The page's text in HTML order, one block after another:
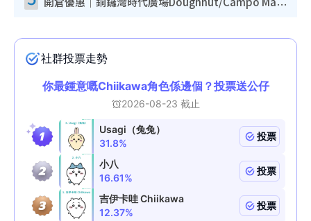
開倉優惠｜銅鑼灣時代廣場Doughnut/Campo Marzio開倉低至1折！背囊、書包、手袋劈價$200起